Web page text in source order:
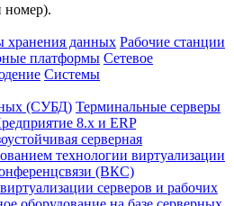
номер).
хранения данных Рабочие станции
платформы Сетевое
Системы
(СУБД) Терминальные серверы
8.x и ERP
серверная
технологии виртуализации
(ВКС)
серверов и рабочих